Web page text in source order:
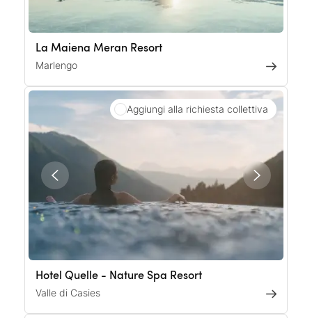
La Maiena Meran Resort
Marlengo
Aggiungi alla richiesta collettiva
Hotel Quelle - Nature Spa Resort
Valle di Casies